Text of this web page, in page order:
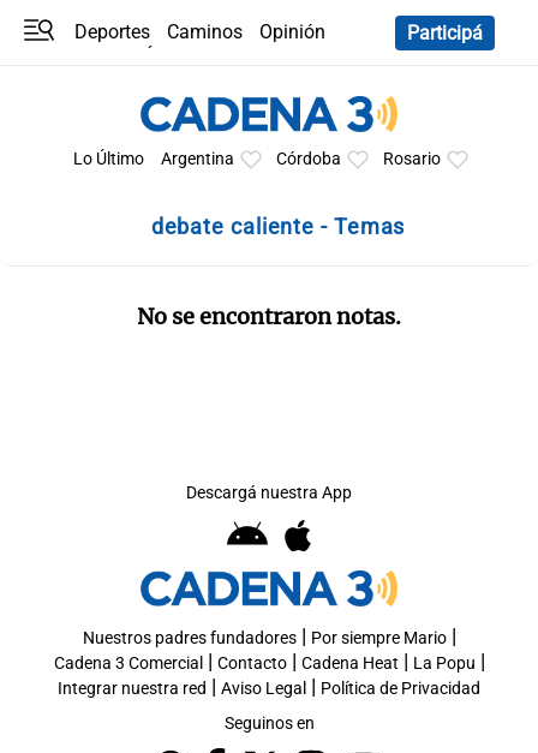
Deportes Caminos
Opinión
Participá
Lo Último Argentina Córdoba Rosario
debate caliente - Temas
No se encontraron notas.
Descargá nuestra App
Nuestros padres fundadores| Por siempre Mario|
Cadena 3 Comercial | Contacto| Cadena Heat | La Popu |
Integrar nuestra red | Aviso Legal | Política de Privacidad
Seguinos en